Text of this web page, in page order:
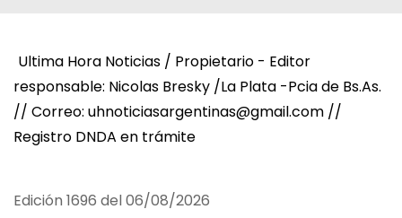
Ultima Hora Noticias / Propietario - Editor
responsable: Nicolas Bresky /La Plata -Pcia de Bs.As.
// Correo: uhnoticiasargentinas@gmail.com //
Registro DNDA en trámite
Edición 1696 del 06/08/2026